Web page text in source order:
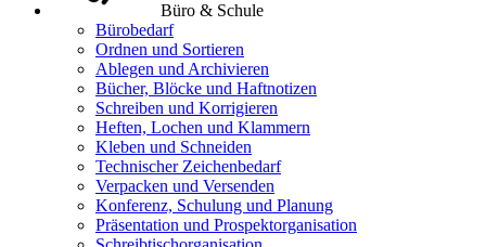
Büro & Schule
Bürobedarf
Ordnen und Sortieren
Ablegen und Archivieren
Bücher, Blöcke und Haftnotizen
Schreiben und Korrigieren
Heften, Lochen und Klammern
Kleben und Schneiden
Technischer Zeichenbedarf
Verpacken und Versenden
Konferenz, Schulung und Planung
Präsentation und Prospektorganisation